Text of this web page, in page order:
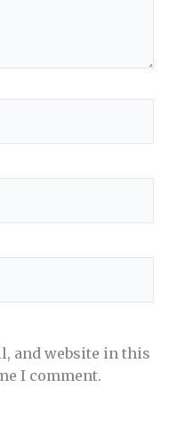
and website in this
I comment.